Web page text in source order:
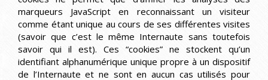
marqueurs JavaScript en reconnaissant un visiteur
comme étant unique au cours de ses différentes visites
(savoir que c’est le même Internaute sans toutefois
savoir qui il est). Ces “cookies” ne stockent qu’un
identifiant alphanumérique unique propre à un dispositif
de l’Internaute et ne sont en aucun cas utilisés pour